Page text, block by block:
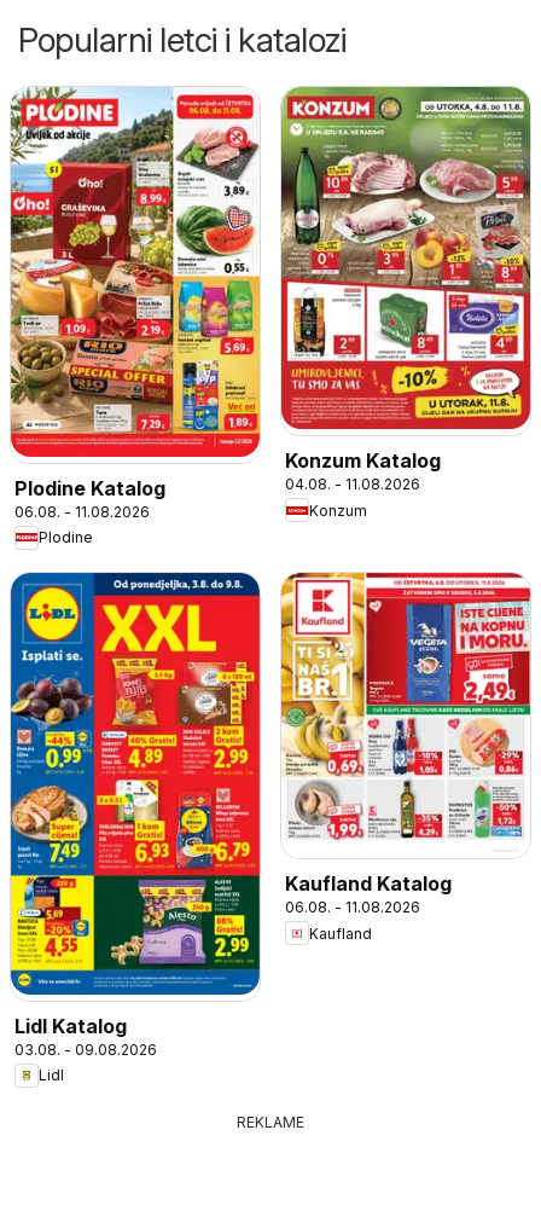
Popularni letci i katalozi
Plodine Katalog
06.08. - 11.08.2026
Plodine
Konzum Katalog
04.08. - 11.08.2026
Konzum
Lidl Katalog
03.08. - 09.08.2026
Lidl
Kaufland Katalog
06.08. - 11.08.2026
Kaufland
REKLAME